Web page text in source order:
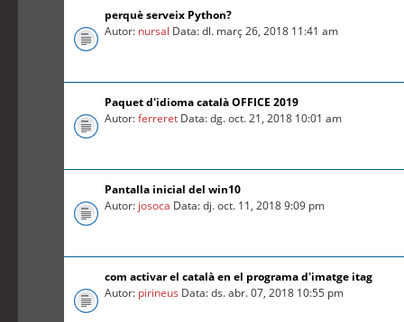
perquè serveix Python?
Autor: nursal Data: dl. març 26, 2018 11:41 am
Paquet d'idioma català OFFICE 2019
Autor:ferreret Data: dg. oct. 21, 2018 10:01 am
Pantalla inicial del win10
Autor: josoca Data: dj. oct. 11, 2018 9:09 pm
com activar el català en el programa d'imatge itag
Autor: pirineus Data: ds. abr. 07, 2018 10:55 pm